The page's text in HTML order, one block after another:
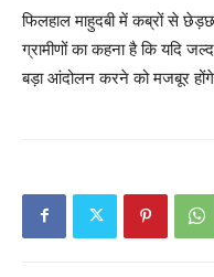
फिलहाल माहुदबी में कब्रों से
ग्रामीणों का कहना है कि यदि
बड़ा आंदोलन करने को मजबूर